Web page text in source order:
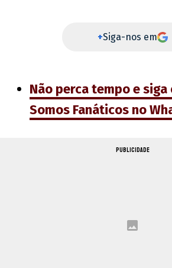
+Siga-nos em
Não perca tempo e siga
Somos Fanáticos no
PUBLICIDADE